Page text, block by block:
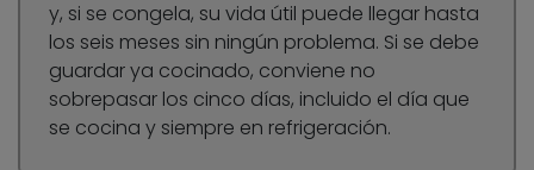
y, si se congela, su vida útil puede llegar hasta
los seis meses sin ningún problema. Si se debe
guardar ya cocinado, conviene no
sobrepasar los cinco días, incluido el día que
se cocina y siempre en refrigeración.